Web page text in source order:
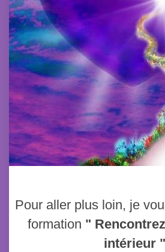
Pour aller plus loin, je
formation "
intérieur "